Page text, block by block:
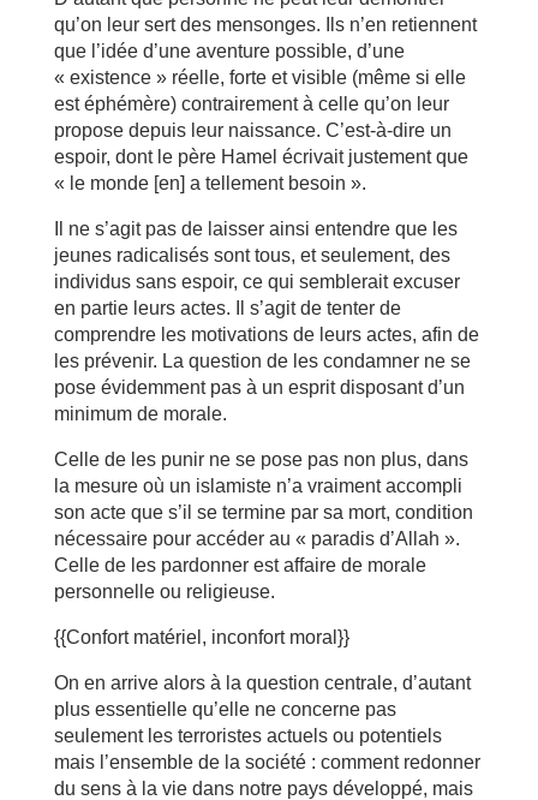
qu’on leur sert des mensonges. Ils n’en retiennent
que l’idée d’une aventure possible, d’une
« existence » réelle, forte et visible (même si elle
est éphémère) contrairement à celle qu’on leur
propose depuis leur naissance. C’est-à-dire un
espoir, dont le père Hamel écrivait justement que
« le monde [en] a tellement besoin ».
Il ne s’agit pas de laisser ainsi entendre que les
jeunes radicalisés sont tous, et seulement, des
individus sans espoir, ce qui semblerait excuser
en partie leurs actes. Il s’agit de tenter de
comprendre les motivations de leurs actes, afin de
les prévenir. La question de les condamner ne se
pose évidemment pas à un esprit disposant d’un
minimum de morale.
Celle de les punir ne se pose pas non plus, dans
la mesure où un islamiste n’a vraiment accompli
son acte que s’il se termine par sa mort, condition
nécessaire pour accéder au « paradis d’Allah ».
Celle de les pardonner est affaire de morale
personnelle ou religieuse.
{{Confort matériel, inconfort moral}}
On en arrive alors à la question centrale, d’autant
plus essentielle qu’elle ne concerne pas
seulement les terroristes actuels ou potentiels
mais l’ensemble de la société : comment redonner
du sens à la vie dans notre pays développé, mais